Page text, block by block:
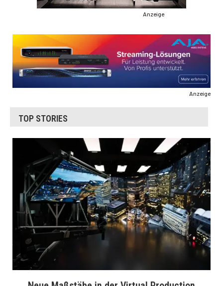
Anzeige
Anzeige
TOP STORIES